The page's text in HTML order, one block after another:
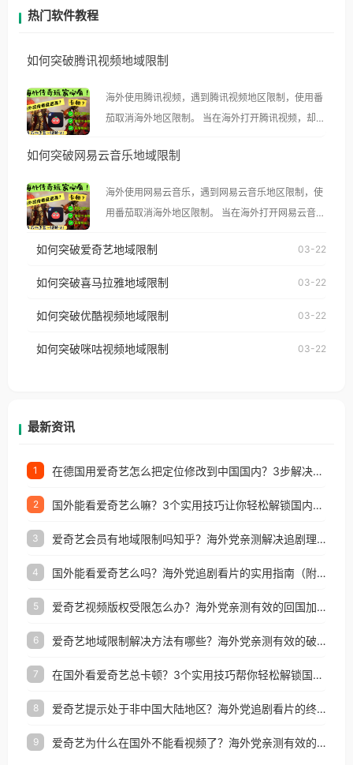
热门软件教程
如何突破腾讯视频地域限制
海外使用腾讯视频，遇到腾讯视频地区限制，使用番
茄取消海外地区限制。 当在海外打开腾讯视频，却突
示语。 海外用户如香港、澳门、台湾、美国、加拿
像其他音乐平台一样，出现地区及版权限制问题，且
仅能在中国大陆地区播放。 遇到这个问题的朋友们，
使用番茄回国加速器，即可解决「海外用户收听腾讯
台湾、美国、加拿大、澳大利亚、欧洲等国家和地区
权限制所困扰。
如何突破网易云音乐地域限制
海外使用网易云音乐，遇到网易云音乐地区限制，使
用番茄取消海外地区限制。 当在海外打开网易云音
播放”的提示语。 海外用户如香港、澳门、台湾、美
国、加拿大、澳大利亚、欧洲等国家和地区时，网易
制问题，且仅能在中国大陆地区播放。 遇到这个问题
户收听网易云音乐地区版权限制」的问题，无论人在
如何突破爱奇艺地域限制 03-22
如何突破喜马拉雅地域限制 03-22
如何突破优酷视频地域限制 03-22
如何突破咪咕视频地域限制 03-22
最新资讯
1 在德国用爱奇艺怎么把定位修改到中国国内？3步解决+2个实用场景分享
2 国外能看爱奇艺么嘛？3个实用技巧让你轻松解锁国内影视（附越南华数TV定位修改+网易云海外收费解析）
3 爱奇艺会员有地域限制吗知乎？海外党亲测解决追剧理财双难题的加速器攻略
4 国外能看爱奇艺么吗？海外党追剧看片的实用指南（附避坑技巧）
5 爱奇艺视频版权受限怎么办？海外党亲测有效的回国加速器选择指南
6 爱奇艺地域限制解决方法有哪些？海外党亲测有效的破界指南
7 在国外看爱奇艺总卡顿？3个实用技巧帮你轻松解锁国内影音与生活服务
8 爱奇艺提示处于非中国大陆地区？海外党追剧看片的终极解决方案来了
9 爱奇艺为什么在国外不能看视频了？海外党亲测有效的回国加速方案来了